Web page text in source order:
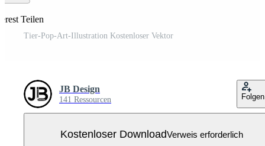
Teilen
Tier-Pop-Art-Illustration Kostenloser Vektor
JB Design
141 Ressourcen Folgen
Kostenloser DownloadVerweis erforderlich